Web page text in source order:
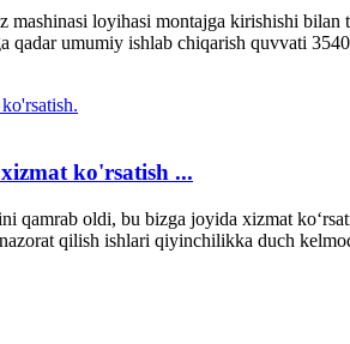
loyihasi montajga kirishishi
umumiy ishlab chiqarish quvvati
ko'rsatish ...
oldi, bu bizga joyida xizmat
qilish ishlari qiyinchilikka duch